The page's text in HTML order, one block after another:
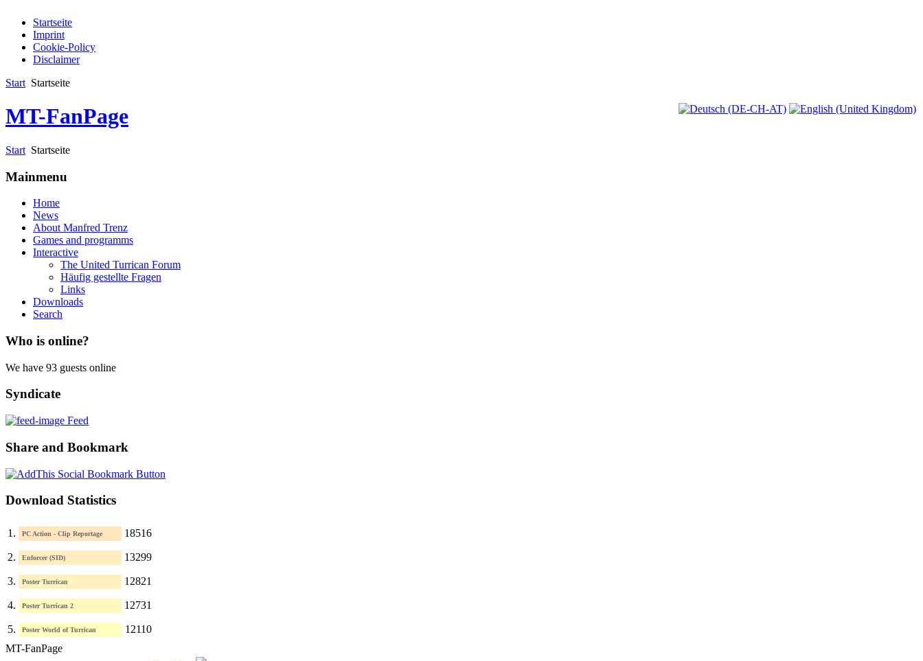
Startseite
Imprint
Cookie-Policy
Disclaimer
Start Startseite
MT-FanPage
Start Startseite
Mainmenu
Home
News
About Manfred Trenz
Games and programms
Interactive
The United Turrican Forum
Häufig gestellte Fragen
Links
Downloads
Search
Who is online?
We have 93 guests online
Syndicate
Feed
Share and Bookmark
Download Statistics
1. PC Action - Clip Reportage 18516
2. Enforcer (SID) 13299
3. Poster Turrican 12821
4. Poster Turrican 2 12731
5. Poster World of Turrican
12110
MT-FanPage